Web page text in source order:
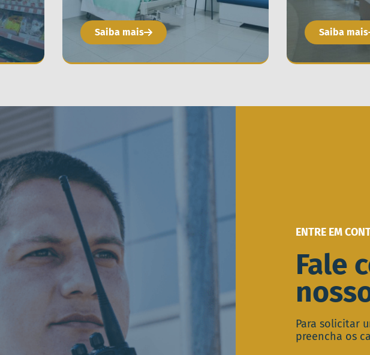
Saiba mais Saiba mais
ENTRE EM
Fale
Para solicitar
preencha os